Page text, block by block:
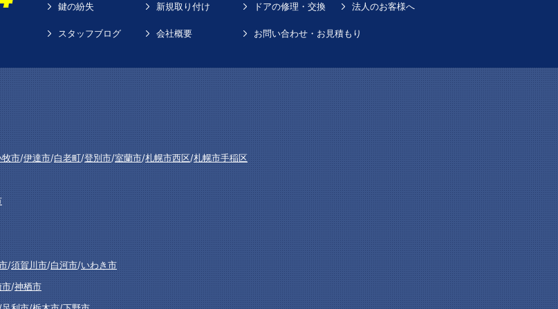
鍵の紛失 新規取り付け ドアの修理・交換 法人のお客様へ
スタッフブログ 会社概要 お問い合わせ・お見積もり
牧市/伊達市/白老町/登別市/室蘭市/札幌市西区/札幌市手稲区
/須賀川市/白河市/いわき市
市/神栖市